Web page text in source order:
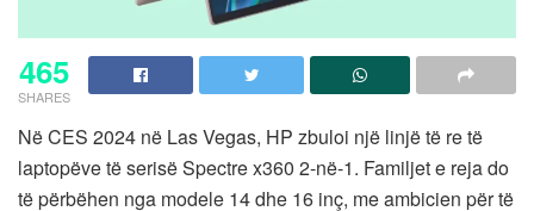
465
SHARES
Në CES 2024 në Las Vegas, HP zbuloi një linjë të re të
laptopëve të serisë Spectre x360 2-në-1. Familjet e reja do
të përbëhen nga modele 14 dhe 16 inç, me ambicien për të